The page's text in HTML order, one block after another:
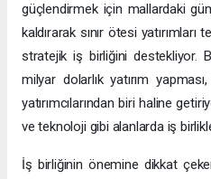
güçlendirmek için mallardaki
kaldırarak sınır ötesi
stratejik iş birliğini destekliyor.
milyar dolarlık yatırım
yatırımcılarından biri haline
ve teknoloji gibi alanlarda iş
İş birliğinin önemine dikkat